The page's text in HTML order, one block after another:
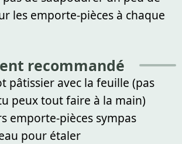
les emporte-pièces à chaque
recommandé
pâtissier avec la feuille (pas
peux tout faire à la main)
emporte-pièces sympas
pour étaler